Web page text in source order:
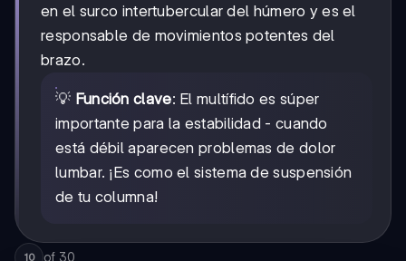
en el surco intertubercular del húmero y es el
responsable de movimientos potentes del
brazo.
💡 Función clave: El multífido es súper
importante para la estabilidad - cuando
está débil aparecen problemas de dolor
lumbar. ¡Es como el sistema de suspensión
de tu columna!
10 of 30